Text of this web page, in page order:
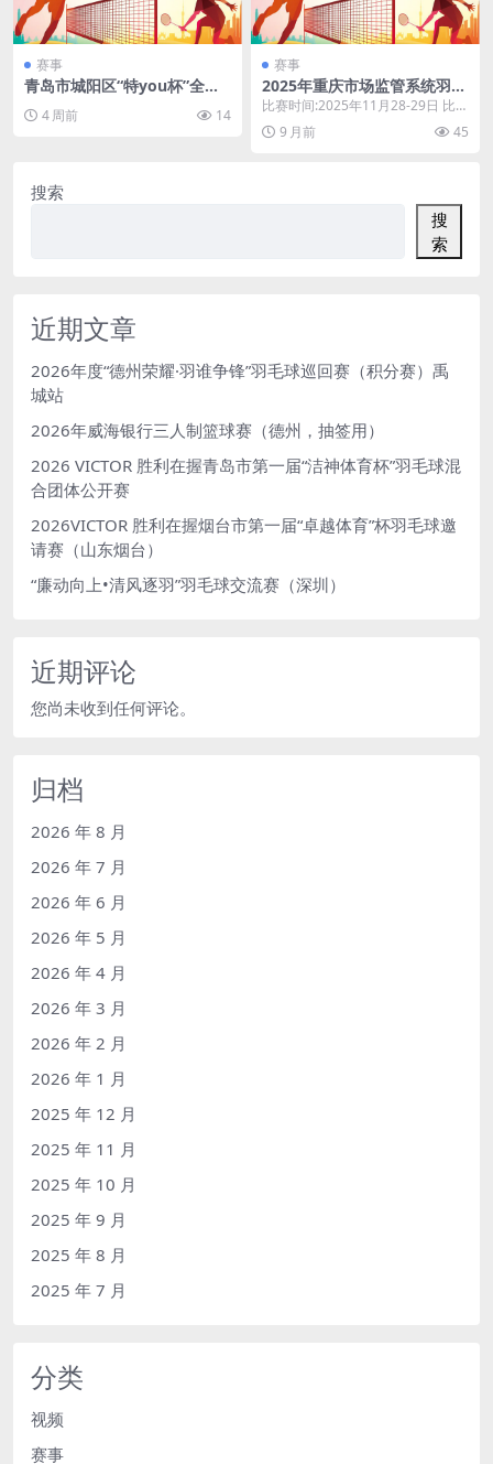
赛事
青岛市城阳区“特you杯”全民
组）4 周前 14
赛事
2025年重庆市场监管系统羽毛
球邀请赛(决赛)
比赛时间:2025年11月28-29日 比赛
地点:重庆市合川区体育中心
9 月前 45
搜索
搜
索
近期文章
2026年度“德州荣耀·羽谁争锋”羽毛球巡回赛（积分赛）禹
城站
2026年威海银行三人制篮球赛（德州，抽签用）
2026 VICTOR 胜利在握青岛市第一届“洁神体育杯”羽毛球混
合团体公开赛
2026VICTOR 胜利在握烟台市第一届“卓越体育”杯羽毛球邀
请赛（山东烟台）
“廉动向上•清风逐羽”羽毛球交流赛（深圳）
近期评论
您尚未收到任何评论。
归档
2026 年 8 月
2026 年 7 月
2026 年 6 月
2026 年 5 月
2026 年 4 月
2026 年 3 月
2026 年 2 月
2026 年 1 月
2025 年 12 月
2025 年 11 月
2025 年 10 月
2025 年 9 月
2025 年 8 月
2025 年 7 月
分类
视频
赛事